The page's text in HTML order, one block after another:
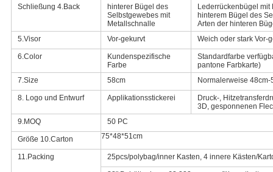
Schließung 4.Back
hinterer Bügel des
Selbstgewebes mit
Metallschnalle
Lederrückenbügel
hinterem Bügel des
Arten der hinteren
5.Visor
Vor-gekurvt Weich oder stark Vor-
6.Color
Kundenspezifische
Farbe
Standardfarbe
pantone Farbkarte)
7.Size
58cm Normalerweise
8. Logo und Entwurf Applikationsstickerei
Druck-,
3D, gesponnenen
9.MOQ
50 PC
Größe 10.Carton 75*48*51cm
11.Packing 25pcs/polybag/inner Kasten, 4 innere Kästen/